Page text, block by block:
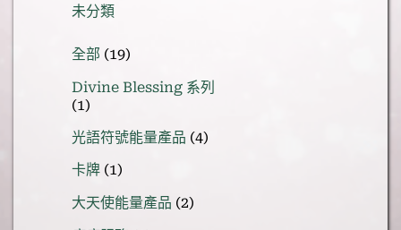
未分類
全部 1919
產
Divine Blessing 系列
11
產
品
光語符號能量產品 44
卡牌 11
產
大天使能量產品 22